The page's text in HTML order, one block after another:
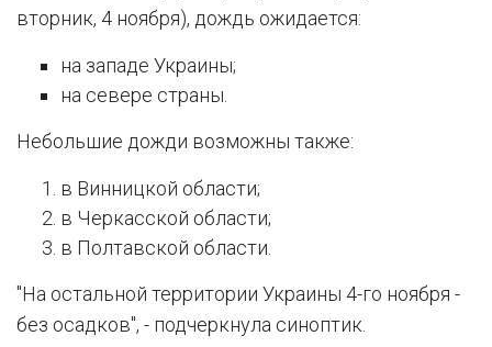
вторник, 4 ноября), дождь ожидается:
на западе Украины;
на севере страны.
Небольшие дожди возможны также:
в Винницкой области;
в Черкасской области;
в Полтавской области.
"На остальной территории Украины 4-го ноября -
без осадков", - подчеркнула синоптик.